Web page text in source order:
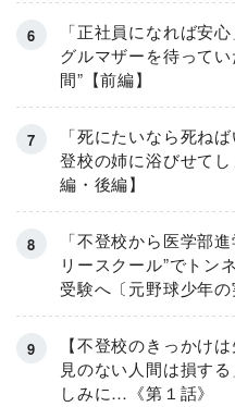
「正社員になれば安
グルマザーを待って
間”【前編】
「死にたいなら死ね
登校の姉に浴びせて
編・後編】
「不登校から医学部
リースクール”でトン
受験へ〔元野球少年の
【不登校のきっかけ
見のない人間は損す
しみに…《第１話》